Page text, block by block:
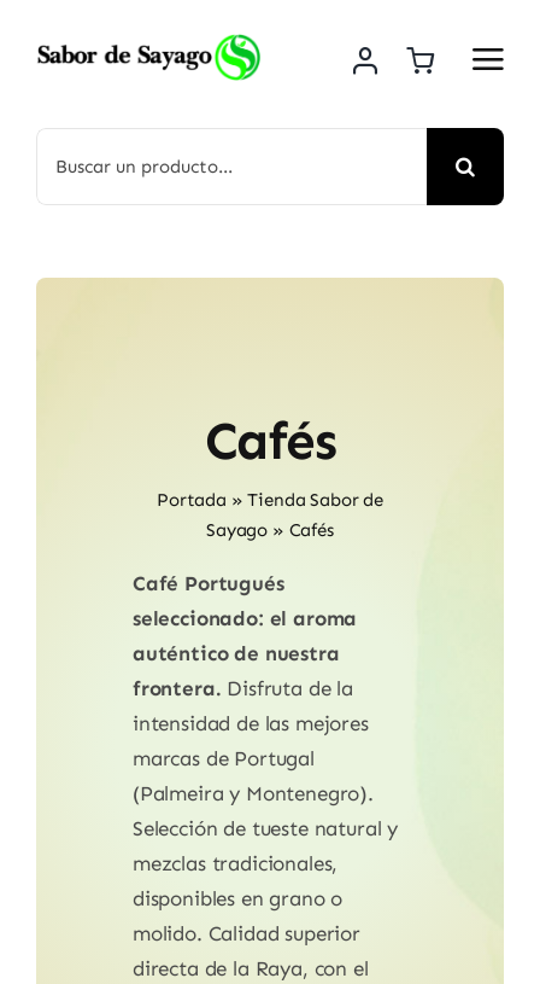
Cafés
Portada »Tienda Sabor de
Sayago » Cafés
Café Portugués
seleccionado: el aroma
auténtico de nuestra
frontera. Disfruta de la
intensidad de las mejores
marcas de Portugal
(Palmeira y Montenegro).
Selección de tueste natural y
mezclas tradicionales,
disponibles en grano o
molido. Calidad superior
directa de la Raya, con el